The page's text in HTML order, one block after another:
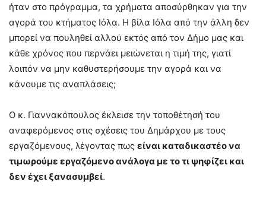
ήταν στο πρόγραμμα, τα χρήματα αποσύρθηκαν για την
αγορά του κτήματος Ιόλα. Η βίλα Ιόλα από την άλλη δεν
μπορεί να πουληθεί αλλού εκτός από τον Δήμο μας και
κάθε χρόνος που περνάει μειώνεται η τιμή της, γιατί
λοιπόν να μην καθυστερήσουμε την αγορά και να
κάνουμε τις αναπλάσεις;
Ο κ. Γιαννακόπουλος έκλεισε την τοποθέτησή του
αναφερόμενος στις σχέσεις του Δημάρχου με τους
εργαζόμενους, λέγοντας πως είναι καταδικαστέο να
τιμωρούμε εργαζόμενο ανάλογα με το τι ψηφίζει και
δεν έχει ξανασυμβεί.